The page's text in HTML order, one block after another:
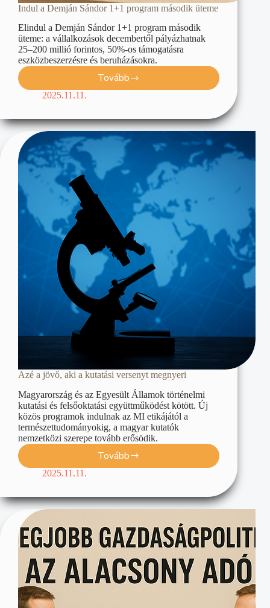
Indul a Demján Sándor 1+1 program második üteme
Elindul a Demján Sándor 1+1 program második
üteme: a vállalkozások decembertől pályázhatnak
25–200 millió forintos, 50%-os támogatásra
eszközbeszerzésre és beruházásokra.
Tovább
2025.11.11.
Azé a jövő, aki a kutatási versenyt megnyeri
Magyarország és az Egyesült Államok történelmi
kutatási és felsőoktatási együttműködést kötött. Új
közös programok indulnak az MI etikájától a
természettudományokig, a magyar kutatók
nemzetközi szerepe tovább erősödik.
Tovább
2025.11.11.